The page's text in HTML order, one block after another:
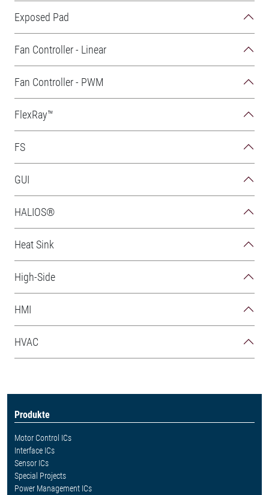
Exposed Pad
Fan Controller - Linear
Fan Controller - PWM
FlexRay™
FS
GUI
HALIOS®
Heat Sink
High-Side
HMI
HVAC
Produkte
Motor Control ICs
Interface ICs
Sensor ICs
Special Projects
Power Management ICs